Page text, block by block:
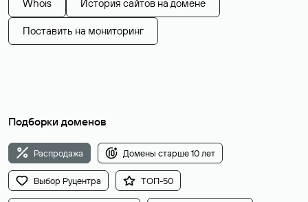
Whois История сайтов на домене
Поставить на мониторинг
Подборки доменов
Распродажа Домены старше 10 лет
Выбор Руцентра ТОП-50